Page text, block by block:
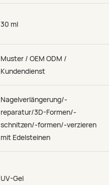
30 ml
Muster / OEM ODM /
Kundendienst
Nagelverlängerung/-
reparatur/3D-Formen/-
schnitzen/-formen/-verzieren
mit Edelsteinen
UV-Gel